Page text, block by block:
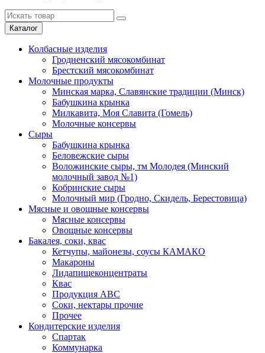
Каталог
Колбасные изделия
Гродненский мясокомбинат
Брестский мясокомбинат
Молочные продукты
Минская марка, Славянские традиции (Минск)
Бабушкина крынка
Милкавита, Моя Славита (Гомель)
Молочные консервы
Сыры
Бабушкина крынка
Беловежские сыры
Воложинские сыры, тм Молодея (Минский
молочный завод №1)
Кобринские сыры
Молочный мир (Гродно, Скидель, Берестовица)
Мясные и овощные консервы
Мясные консервы
Овощные консервы
Бакалея, соки, квас
Кетчупы, майонезы, соусы КАМАКО
Макароны
Лидапищеконцентраты
Квас
Продукция АВС
Соки, нектары прочие
Прочее
Кондитерские изделия
Спартак
Коммунарка